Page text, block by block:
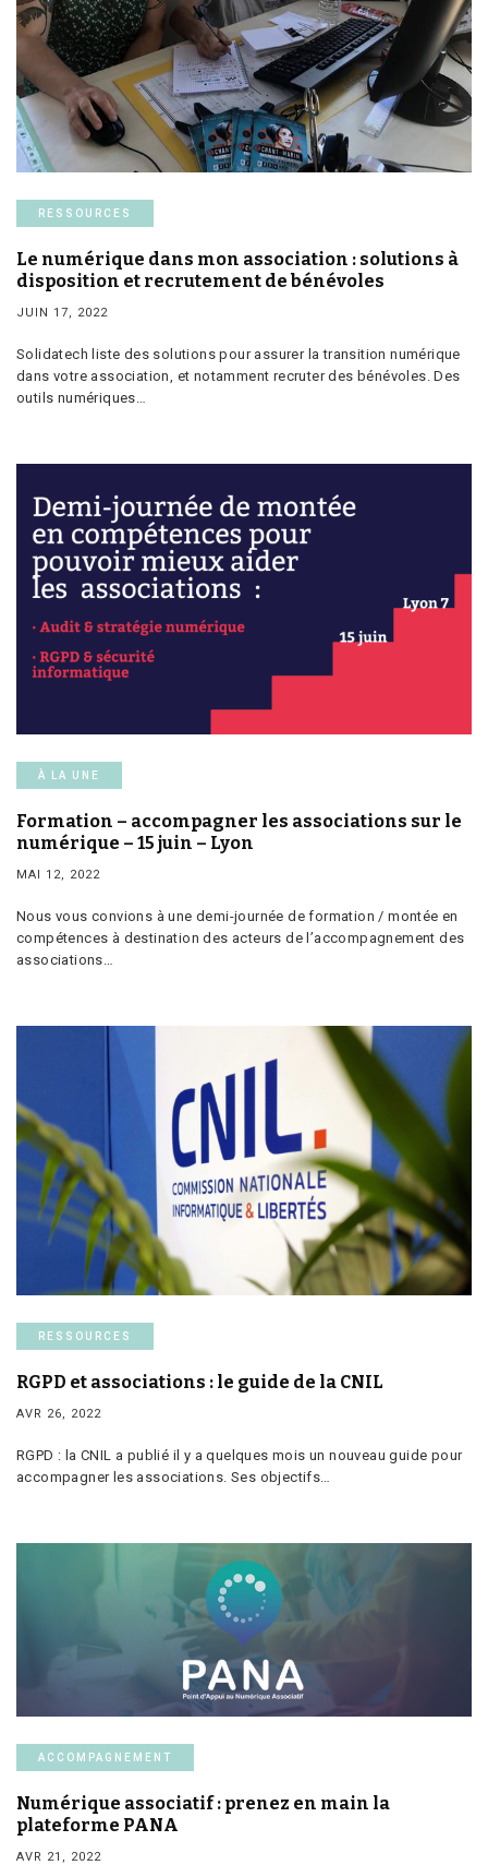
RESSOURCES
Le numérique dans mon association : solutions à
disposition et recrutement de bénévoles
JUIN 17, 2022
Solidatech liste des solutions pour assurer la transition numérique
dans votre association, et notamment recruter des bénévoles. Des
outils numériques…
À LA UNE
Formation – accompagner les associations sur le
numérique – 15 juin – Lyon
MAI 12, 2022
Nous vous convions à une demi-journée de formation / montée en
compétences à destination des acteurs de l’accompagnement des
associations…
RESSOURCES
RGPD et associations : le guide de la CNIL
AVR 26, 2022
RGPD : la CNIL a publié il y a quelques mois un nouveau guide pour
accompagner les associations. Ses objectifs…
ACCOMPAGNEMENT
Numérique associatif : prenez en main la
plateforme PANA
AVR 21, 2022